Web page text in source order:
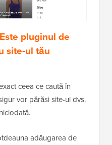
pluginul de
site-ul tău
ceea ce caută în
vor părăsi site-ul dvs.
adăugarea de